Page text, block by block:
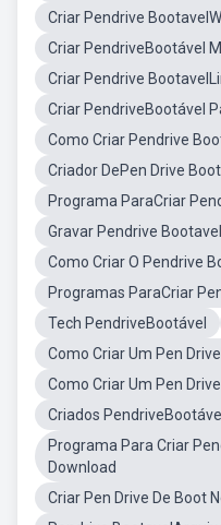
Criar Pendrive
Criar PendriveBootável
Criar Pendrive
Criar PendriveBootável
Como Criar Pendrive
Criador DePen Drive
Programa ParaCriar
Gravar Pendrive
Como Criar O Pendrive
Programas ParaCriar
Tech PendriveBootável
Como Criar Um Pen
Como Criar Um Pen
Criados
Programa Para Criar
Download
Criar Pen Drive De Boot